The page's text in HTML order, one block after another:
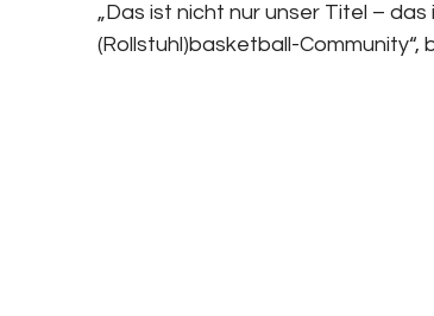
„Das ist nicht nur unser Titel –
(Rollstuhl)basketball-